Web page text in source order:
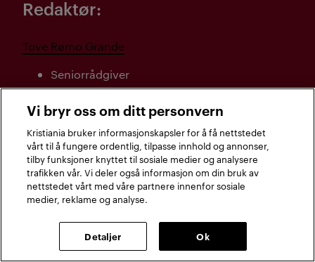
Redaktør:
Tove Rømo Grande
Seniorrådgiver
Ansvarlig utgiver:
Trine Johansen Meza
Professor
Vi bryr oss om ditt personvern
Kristiania bruker informasjonskapsler for å få nettstedet
vårt til å fungere ordentlig, tilpasse innhold og annonser,
tilby funksjoner knyttet til sosiale medier og analysere
trafikken vår. Vi deler også informasjon om din bruk av
nettstedet vårt med våre partnere innenfor sosiale
medier, reklame og analyse.
Detaljer Ok